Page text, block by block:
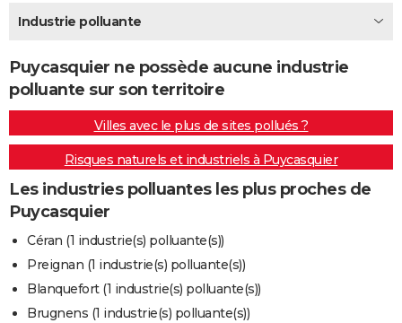
Destinations
City break
Voyage nature
Voyage de noces
Forum
Climat
+PHOTO
GUIDES D'ACHAT
BONS PLANS
CARTE DE VOEUX
Carte de Noël
Carte Bonne année
Carte Saint-Valentin
Carte Pâques
Carte d'anniversaire
DICTIONNAIRE
Dictionnaire
Biographies
Citations
Expressions
Proverbes
PROGRAMME TV
COPAINS D'AVANT
S'inscrire
Se connecter
Lycées
Collèges
Primaires
Universités
Entreprises
Service militaire
Avis de recherche
AVIS DE DÉCÈS
FORUM
Industrie polluante
Puycasquier ne possède aucune industrie
polluante sur son territoire
Villes avec le plus de sites pollués ?
Risques naturels et industriels à Puycasquier
Les industries polluantes les plus proches de
Puycasquier
Céran (1 industrie(s) polluante(s))
Preignan (1 industrie(s) polluante(s))
Blanquefort (1 industrie(s) polluante(s))
Brugnens (1 industrie(s) polluante(s))